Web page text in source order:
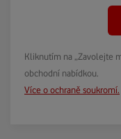
Kliknutím na „Zavolejte
obchodní nabídkou.
Více o ochraně soukromí.